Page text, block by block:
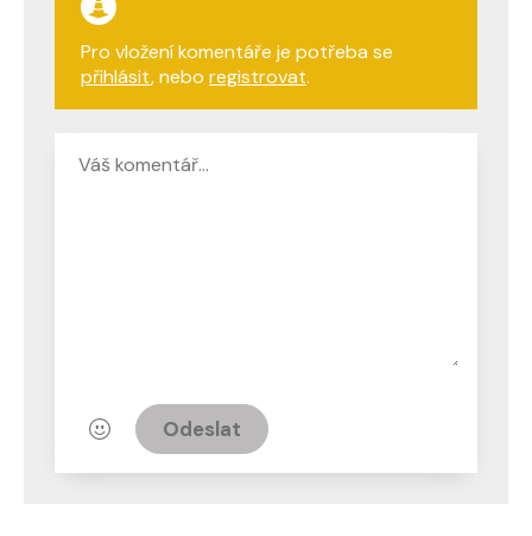
Pro vložení komentáře je potřeba se
přihlásit, nebo registrovat.
Odeslat